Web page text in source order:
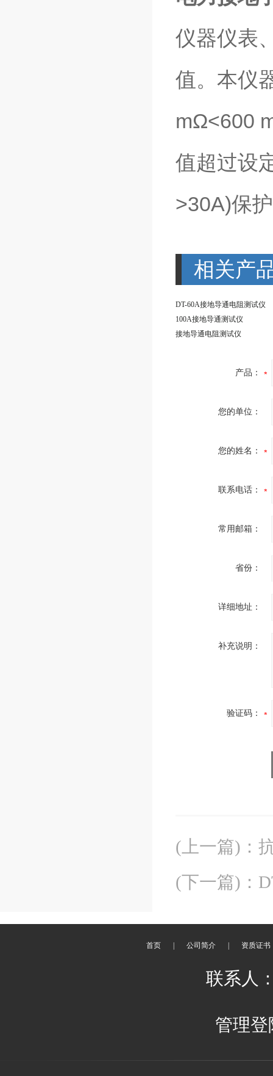
仪器仪表
值。本仪
mΩ<600
值超过设
>30A)保
相关产
DT-60A接地导通电阻测试仪
100A接地导通测试仪
接地导通电阻测试仪
产品：
您的单位：
您的姓名：
联系电话：
常用邮箱：
省份：
详细地址：
补充说明：
验证码：
(上一篇) ：
(下一篇) ：
首页 公司简介 资质证书
联系人
管理登